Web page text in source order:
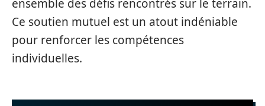
ensemble des défis rencontrés sur le terrain.
Ce soutien mutuel est un atout indéniable
pour renforcer les compétences
individuelles.